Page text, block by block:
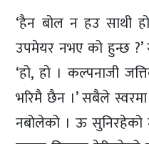
‘हैन बोल न हउ साथी
उपमेयर नभए को हुन्छ
‘हो, हो । कल्पनाजी
भरिमै छैन ।’ सबैले स्वरमा
नबोलेको । ऊ सुनिरहेको